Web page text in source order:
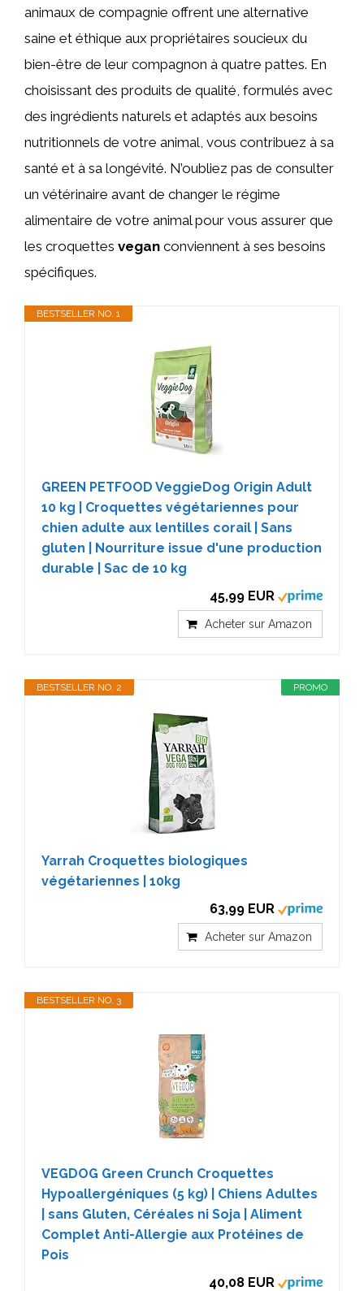
animaux de compagnie offrent une alternative
saine et éthique aux propriétaires soucieux du
bien-être de leur compagnon à quatre pattes. En
choisissant des produits de qualité, formulés avec
des ingrédients naturels et adaptés aux besoins
nutritionnels de votre animal, vous contribuez à sa
santé et à sa longévité. N’oubliez pas de consulter
un vétérinaire avant de changer le régime
alimentaire de votre animal pour vous assurer que
les croquettes vegan conviennent à ses besoins
spécifiques.
BESTSELLER NO. 1
GREEN PETFOOD VeggieDog Origin Adult
10 kg | Croquettes végétariennes pour
chien adulte aux lentilles corail | Sans
gluten | Nourriture issue d'une production
durable | Sac de 10 kg
45,99 EUR
Acheter sur Amazon
PROMO
BESTSELLER NO. 2
Yarrah Croquettes biologiques
végétariennes | 10kg
63,99 EUR
Acheter sur Amazon
BESTSELLER NO. 3
VEGDOG Green Crunch Croquettes
Hypoallergéniques (5 kg) | Chiens Adultes
| sans Gluten, Céréales ni Soja | Aliment
Complet Anti-Allergie aux Protéines de
Pois
40,08 EUR